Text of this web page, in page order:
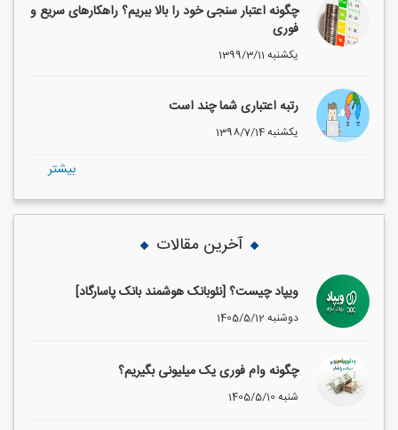
چگونه اعتبار سنجی خود را بالا ببریم؟ راهکارهای سریع و
فوری
1399/3/11 یکشنبه
رتبه اعتباری شما چند است
1398/7/14 یکشنبه
بيشتر
آخرین مقالات
ویپاد چیست؟ [نئوبانک هوشمند بانک پاسارگاد]
1405/5/12 دوشنبه
چگونه وام فوری یک میلیونی بگیریم؟
1405/5/10 شنبه